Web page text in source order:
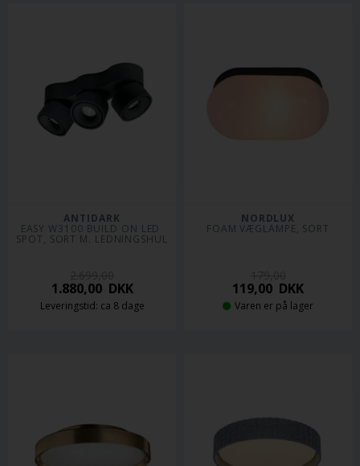
ANTIDARK
EASY W3100 BUILD ON LED
SPOT, SORT M. LEDNINGSHUL
1.880,00DKK
Leveringstid: ca 8 dage
NORDLUX
FOAM VÆGLAMPE, SORT
119,00 DKK
Varen er på lager